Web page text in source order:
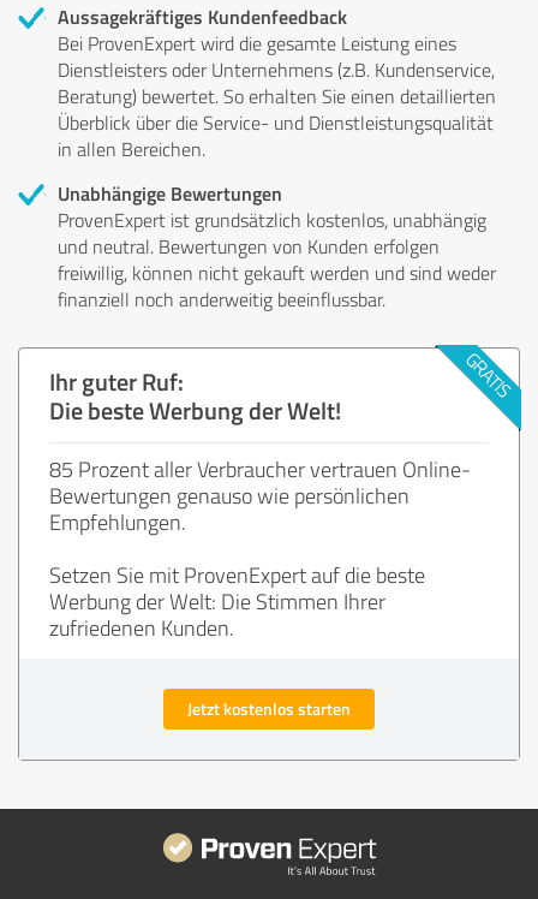
Aussagekräftiges Kundenfeedback
Bei ProvenExpert wird die gesamte Leistung eines
Dienstleisters oder Unternehmens (z.B. Kundenservice,
Beratung) bewertet. So erhalten Sie einen detaillierten
Überblick über die Service- und Dienstleistungsqualität
in allen Bereichen.
Unabhängige Bewertungen
ProvenExpert ist grundsätzlich kostenlos, unabhängig
und neutral. Bewertungen von Kunden erfolgen
freiwillig, können nicht gekauft werden und sind weder
finanziell noch anderweitig beeinflussbar.
Ihr guter Ruf:
Die beste Werbung der Welt!
85 Prozent aller Verbraucher vertrauen Online-
Bewertungen genauso wie persönlichen
Empfehlungen.
Setzen Sie mit ProvenExpert auf die beste
Werbung der Welt: Die Stimmen Ihrer
zufriedenen Kunden.
Jetzt kostenlos starten